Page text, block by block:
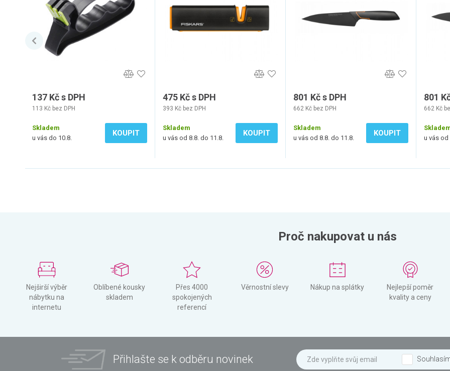
137 Kč s DPH
113 Kč bez DPH
Skladem
u vás do 10.8.
KOUPIT
475 Kč s DPH
393 Kč bez DPH
Skladem
u vás od 8.8. do 11.8.
KOUPIT
801 Kč s DPH
662 Kč bez DPH
Skladem
u vás od 8.8. do 11.8.
KOUPIT
801
662 Kč
u vás od
Proč nakupovat u nás
Nejširší výběr
nábytku na
internetu
Oblíbené kousky
skladem
Přes 4000
spokojených
referencí
Věrnostní slevy Nákup na splátky
Nejlepší poměr
kvality a ceny
Přihlašte se k odběru novinek